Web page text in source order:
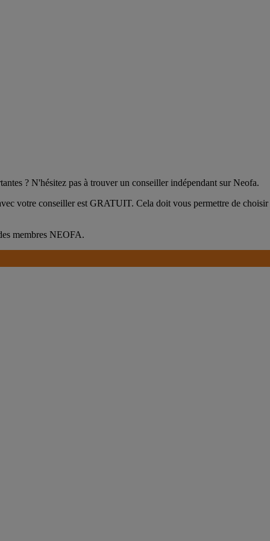
? N'hésitez pas à trouver un conseiller indépendant sur Neofa.
votre conseiller est GRATUIT. Cela doit vous permettre de choisir
membres NEOFA.